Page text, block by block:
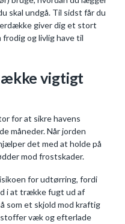
skal undgå. Til sidst får du
giver dig et stort
frodig og livlig have til
vigtigt
for at sikre havens
måneder. Når jorden
det med at holde på
mod frostskader.
for udtørring, fordi
i at trække fugt ud af
som et skjold mod kraftig
væk og efterlade